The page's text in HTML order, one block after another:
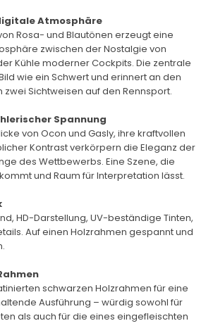
Atmosphäre
Rosa- und Blautönen erzeugt eine
zwischen der Nostalgie von
Kühle moderner Cockpits. Die zentrale
wie ein Schwert und erinnert an den
zwei Sichtweisen auf den Rennsport.
Spannung
von Ocon und Gasly, ihre kraftvollen
Kontrast verkörpern die Eleganz der
des Wettbewerbs. Eine Szene, die
und Raum für Interpretation lässt.
HD-Darstellung, UV-beständige Tinten,
Auf einen Holzrahmen gespannt und
schwarzen Holzrahmen für eine
Ausführung – würdig sowohl für
als auch für die eines eingefleischten